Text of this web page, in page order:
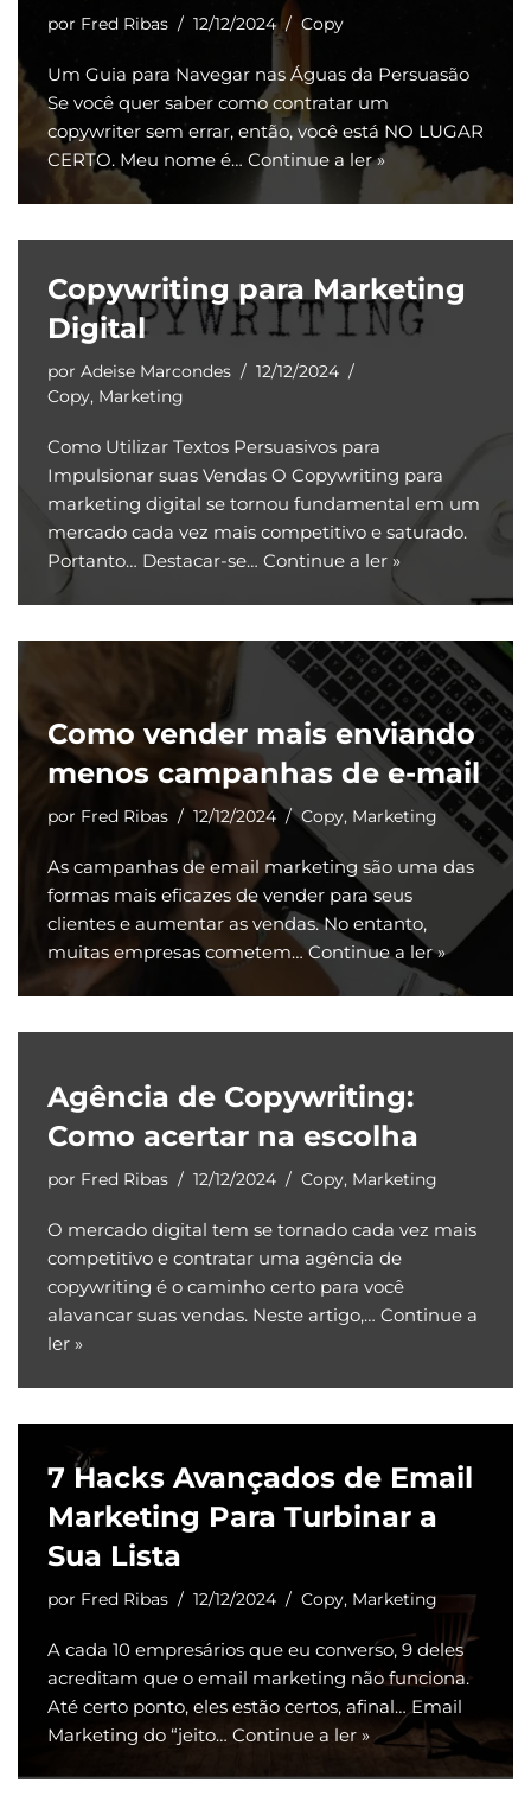
por Fred Ribas 12/12/2024 Copy
Um Guia para Navegar nas Águas da Persuasão
Se você quer saber como contratar um
copywriter sem errar, então, você está NO LUGAR
CERTO. Meu nome é… Continue a ler »
Copywriting para Marketing
Digital
por Adeise Marcondes
12/12/2024
Copy, Marketing
Como Utilizar Textos Persuasivos para
Impulsionar suas Vendas O Copywriting para
marketing digital se tornou fundamental em um
mercado cada vez mais competitivo e saturado.
Portanto… Destacar-se… Continue a ler »
Como vender mais enviando
menos campanhas de e-mail
por Fred Ribas 12/12/2024 Copy, Marketing
As campanhas de email marketing são uma das
formas mais eficazes de vender para seus
clientes e aumentar as vendas. No entanto,
muitas empresas cometem…Continue a ler »
Agência de Copywriting:
Como acertar na escolha
por Fred Ribas 12/12/2024 Copy, Marketing
O mercado digital tem se tornado cada vez mais
competitivo e contratar uma agência de
copywriting é o caminho certo para você
alavancar suas vendas. Neste artigo,… Continue a
ler »
7 Hacks Avançados de Email
Marketing Para Turbinar a
Sua Lista
por Fred Ribas 12/12/2024 Copy, Marketing
A cada 10 empresários que eu converso, 9 deles
acreditam que o email marketing não funciona.
Até certo ponto, eles estão certos, afinal… Email
Marketing do “jeito… Continue a ler »